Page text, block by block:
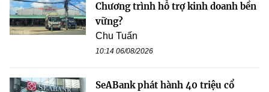
Chương trình hỗ trợ kinh doanh bền
vững?
Chu Tuấn
10:14 06/08/2026
SeABank phát hành 40 triệu cổ